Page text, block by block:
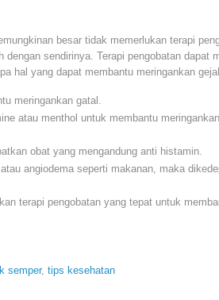
besar tidak memerlukan terapi
sendirinya. Terapi pengobatan dapat
hal yang dapat membantu meringankan
meringankan gatal.
atau menthol untuk membantu
obat yang mengandung anti histamin.
angiodema seperti makanan, maka
terapi pengobatan yang tepat untuk
semper, tips kesehatan